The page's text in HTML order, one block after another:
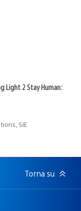
Light 2 Stay Human:
SIE
Torna su